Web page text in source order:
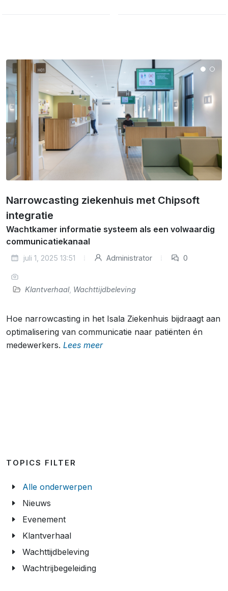
Narrowcasting ziekenhuis met Chipsoft
integratie
Wachtkamer informatie systeem als een volwaardig
communicatiekanaal
juli 1, 2025 13:51 Administrator 0
Klantverhaal, Wachttijdbeleving
Hoe narrowcasting in het Isala Ziekenhuis bijdraagt aan
optimalisering van communicatie naar patiënten én
medewerkers. Lees meer
TOPICS FILTER
Alle onderwerpen
Nieuws
Evenement
Klantverhaal
Wachttijdbeleving
Wachtrijbegeleiding